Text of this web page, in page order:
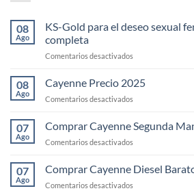
08
Ago
KS-Gold para el deseo sexual
completa
Comentarios desactivados
Gold
para
el
sexual
08
Ago
Cayenne Precio 2025
Comentarios desactivados
Precio
2025
07
Ago
Comprar Cayenne Segunda
Comentarios desactivados
Cayenne
Segunda
Mano
07
Ago
Comprar Cayenne Diesel
Comentarios desactivados